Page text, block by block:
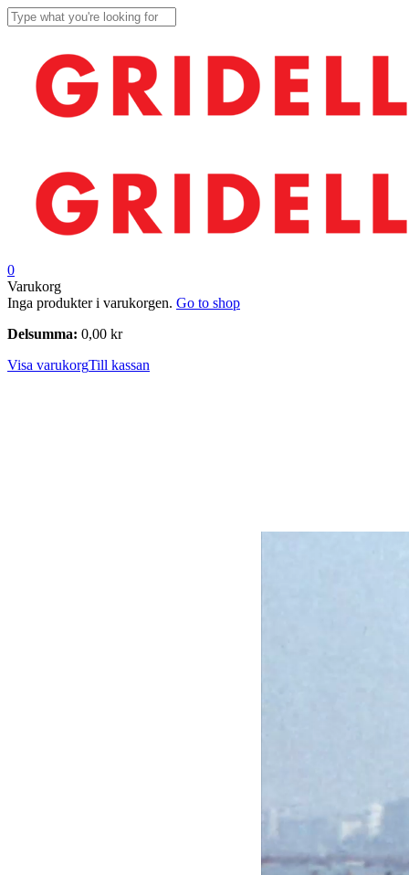
Skip
to
content
search
account
0
Menu
VarukorgClose
Cart
Inga produkter i varukorgen. Go to shop
Delsumma: 0,00 kr
Visa varukorgTill kassan